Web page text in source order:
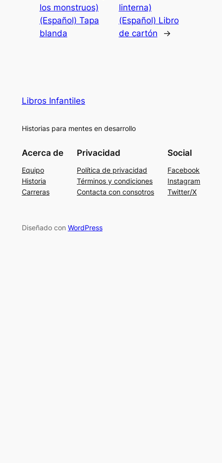
los monstruos)
(Español) Tapa
blanda
linterna)
(Español) Libro
de cartón
→
Libros Infantiles
Historias para mentes en desarrollo
Acerca de
Equipo
Historia
Carreras
Privacidad
Política de privacidad
Términos y condiciones
Contacta con consotros
Social
Facebook
Instagram
Twitter/X
Diseñado con WordPress